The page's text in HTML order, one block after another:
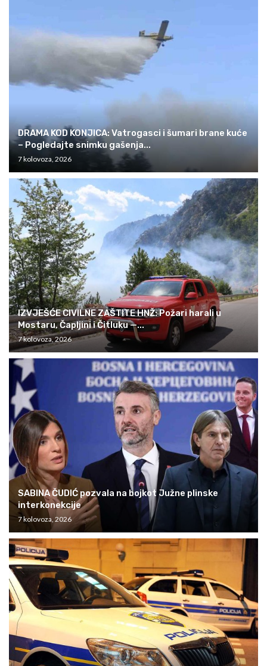
DRAMA KOD KONJICA: Vatrogasci i šumari brane kuće
– Pogledajte snimku gašenja...
7 kolovoza, 2026
IZVJEŠĆE CIVILNE ZAŠTITE HNŽ: Požari harali u
Mostaru, Čapljini i Čitluku —...
7 kolovoza, 2026
SABINA ČUDIĆ pozvala na bojkot Južne plinske
interkonekcije
7 kolovoza, 2026